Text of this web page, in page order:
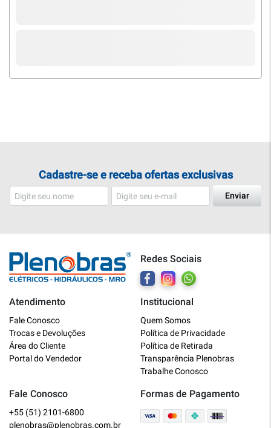
Cadastre-se e receba ofertas exclusivas
Enviar
Redes Sociais
Atendimento
Fale Conosco
Trocas e Devoluções
Área do Cliente
Portal do Vendedor
Institucional
Quem Somos
Política de Privacidade
Política de Retirada
Transparência Plenobras
Trabalhe Conosco
Fale Conosco
+55 (51) 2101-6800
plenobras@plenobras.com.br
Formas de Pagamento
Online
Bem vindo a Plenobras! Aqui você
encontra toda a linha de materiais
O que você deseja?